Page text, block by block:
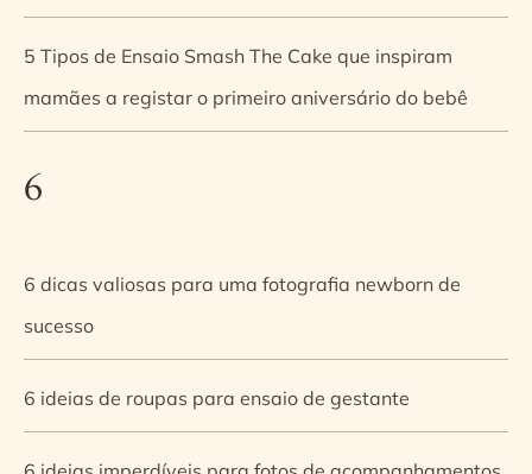
5 Tipos de Ensaio Smash The Cake que inspiram
mamães a registar o primeiro aniversário do bebê
6
6 dicas valiosas para uma fotografia newborn de
sucesso
6 ideias de roupas para ensaio de gestante